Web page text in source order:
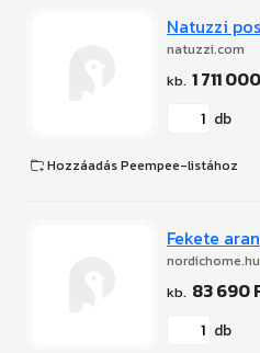
Natuzzi
natuzzi.com
1 711
db
Hozzáadás Peempee-listához
Fekete
nordichome.hu
83 690
db